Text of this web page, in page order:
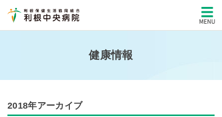
健康情報
2018年アーカイブ